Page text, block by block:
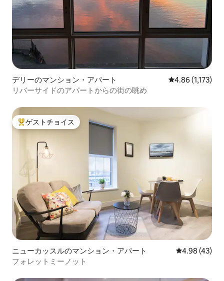
デリーのマンション・アパート レビュー1,173
4.86 (1,173)
リバーサイドのアパートからの街の眺め
大好評のゲストチョイスです。
ゲストチョイス
ニューカッスルのマンション・アパート レビュー43
4.98 (43)
フォレットミーノット